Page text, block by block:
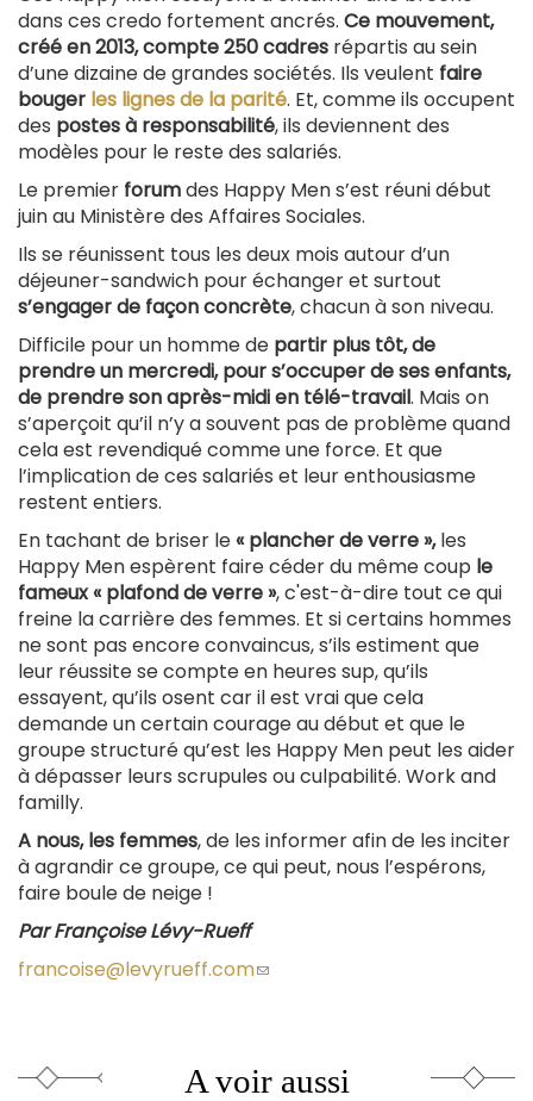
dans ces credo fortement ancrés. Ce mouvement,
créé en 2013, compte 250 cadres répartis au sein
d’une dizaine de grandes sociétés. Ils veulent faire
bouger les lignes de la parité. Et, comme ils occupent
des postes à responsabilité, ils deviennent des
modèles pour le reste des salariés.
Le premier forumdes Happy Men s’est réuni début
juin au Ministère des Affaires Sociales.
Ils se réunissent tous les deux mois autour d’un
déjeuner-sandwich pour échanger et surtout
s’engager de façon concrète, chacun à son niveau.
Difficile pour un homme de partir plus tôt, de
prendre un mercredi, pour s’occuper de ses enfants,
de prendre son après-midi en télé-travail. Mais on
s’aperçoit qu’il n’y a souvent pas de problème quand
cela est revendiqué comme une force. Et que
l’implication de ces salariés et leur enthousiasme
restent entiers.
En tachant de briser le« plancher de verre »,les
Happy Men espèrent faire céder du même coup le
fameux « plafond de verre », c'est-à-dire tout ce qui
freine la carrière des femmes. Et si certains hommes
ne sont pas encore convaincus, s’ils estiment que
leur réussite se compte en heures sup, qu’ils
essayent, qu’ils osent car il est vrai que cela
demande un certain courage au début et que le
groupe structuré qu’est les Happy Men peut les aider
à dépasser leurs scrupules ou culpabilité. Work and
familly.
A nous, les femmes, de les informer afin de les inciter
à agrandir ce groupe, ce qui peut, nous l’espérons,
faire boule de neige !
Par Françoise Lévy-Rueff
francoise@levyrueff.com(le
courriel)
A voir aussi